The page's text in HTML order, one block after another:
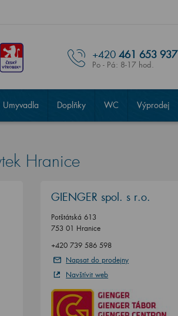
+420 461 653 937
Po - Pá: 8-17 hod.
Umyvadla Doplňky WC Výprodej
Hranice
GIENGER spol. s r.o.
Potštátská 613
753 01 Hranice
+420 739 586 598
Napsat do prodejny
Navštívit web